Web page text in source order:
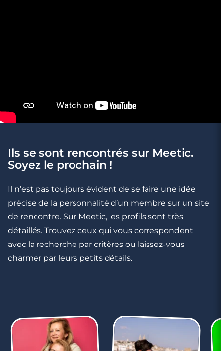
3 minutes
Ils se sont rencontrés sur Meetic.
Soyez le prochain !
Il n’est pas toujours évident de se faire une idée
précise de la personnalité d’un membre sur un site
de rencontre. Sur Meetic, les profils sont très
détaillés. Trouvez ceux qui vous correspondent
avec la recherche par critères ou laissez-vous
charmer par leurs petits détails.